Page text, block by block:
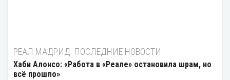
РЕАЛ МАДРИД: ПОСЛЕДНИЕ НОВОСТИ
Хаби Алонсо: «Работа в «Реале» остановила шрам, но
всё прошло»